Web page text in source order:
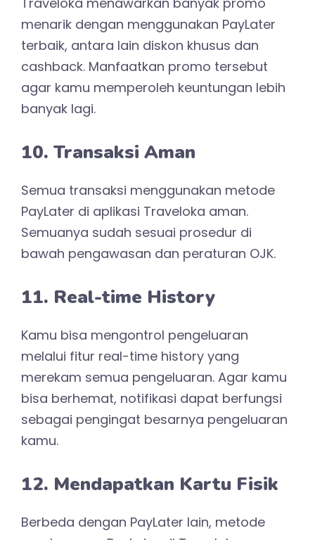
menarik dengan menggunakan PayLater
terbaik, antara lain diskon khusus dan
cashback. Manfaatkan promo tersebut
agar kamu memperoleh keuntungan lebih
banyak lagi.
10. Transaksi Aman
Semua transaksi menggunakan metode
PayLater di aplikasi Traveloka aman.
Semuanya sudah sesuai prosedur di
bawah pengawasan dan peraturan OJK.
11. Real-time History
Kamu bisa mengontrol pengeluaran
melalui fitur real-time history yang
merekam semua pengeluaran. Agar kamu
bisa berhemat, notifikasi dapat berfungsi
sebagai pengingat besarnya pengeluaran
kamu.
12. Mendapatkan Kartu Fisik
Berbeda dengan PayLater lain, metode